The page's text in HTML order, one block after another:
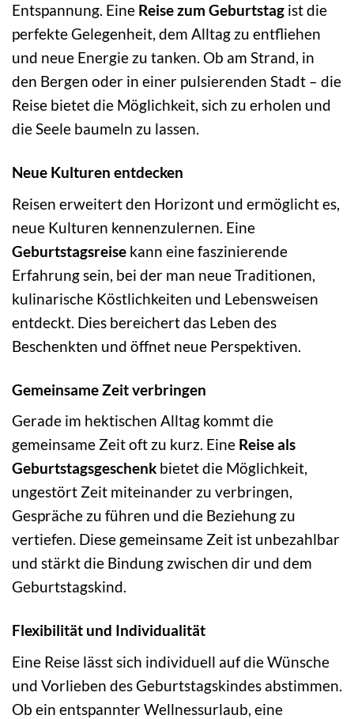
Entspannung. Eine Reise zum Geburtstag ist die
perfekte Gelegenheit, dem Alltag zu entfliehen
und neue Energie zu tanken. Ob am Strand, in
den Bergen oder in einer pulsierenden Stadt – die
Reise bietet die Möglichkeit, sich zu erholen und
die Seele baumeln zu lassen.
Neue Kulturen entdecken
Reisen erweitert den Horizont und ermöglicht es,
neue Kulturen kennenzulernen. Eine
Geburtstagsreise kann eine faszinierende
Erfahrung sein, bei der man neue Traditionen,
kulinarische Köstlichkeiten und Lebensweisen
entdeckt. Dies bereichert das Leben des
Beschenkten und öffnet neue Perspektiven.
Gemeinsame Zeit verbringen
Gerade im hektischen Alltag kommt die
gemeinsame Zeit oft zu kurz. Eine Reise als
Geburtstagsgeschenk bietet die Möglichkeit,
ungestört Zeit miteinander zu verbringen,
Gespräche zu führen und die Beziehung zu
vertiefen. Diese gemeinsame Zeit ist unbezahlbar
und stärkt die Bindung zwischen dir und dem
Geburtstagskind.
Flexibilität und Individualität
Eine Reise lässt sich individuell auf die Wünsche
und Vorlieben des Geburtstagskindes abstimmen.
Ob ein entspannter Wellnessurlaub, eine